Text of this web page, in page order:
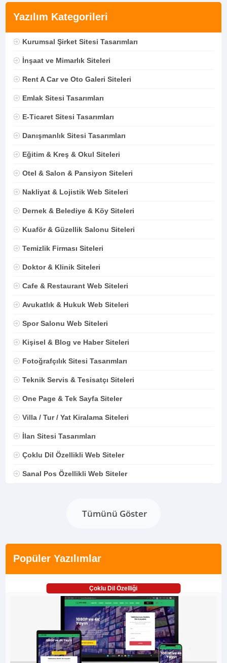
Yazılım Kategorileri
Kurumsal Şirket Sitesi Tasarımları
İnşaat ve Mimarlık Siteleri
Rent A Car ve Oto Galeri Siteleri
Emlak Sitesi Tasarımları
E-Ticaret Sitesi Tasarımları
Danışmanlık Sitesi Tasarımları
Eğitim & Kreş & Okul Siteleri
Otel & Salon & Pansiyon Siteleri
Nakliyat & Lojistik Web Siteleri
Dernek & Belediye & Köy Siteleri
Kuaför & Güzellik Salonu Siteleri
Temizlik Firması Siteleri
Doktor & Klinik Siteleri
Cafe & Restaurant Web Siteleri
Avukatlık & Hukuk Web Siteleri
Spor Salonu Web Siteleri
Kişisel & Blog ve Haber Siteleri
Fotoğrafçılık Sitesi Tasarımları
Teknik Servis & Tesisatçı Siteleri
One Page & Tek Sayfa Siteler
Villa / Tur / Yat Kiralama Siteleri
İlan Sitesi Tasarımları
Çoklu Dil Özellikli Web Siteler
Sanal Pos Özellikli Web Siteler
Tümünü Göster
Popüler Yazılımlar
Çoklu Dil Özelliği